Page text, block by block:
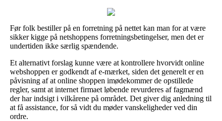
Før folk bestiller på en forretning på nettet kan man for at være
sikker kigge på netshoppens forretningsbetingelser, men det er
undertiden ikke særlig spændende.
Et alternativt forslag kunne være at kontrollere hvorvidt online
webshoppen er godkendt af e-mærket, siden det generelt er en
påvisning af at online shoppen imødekommer de opstillede
regler, samt at internet firmaet løbende revurderes af fagmænd
der har indsigt i vilkårene på området. Det giver dig anledning til
at få assistance, for så vidt du møder vanskeligheder ved din
ordre.